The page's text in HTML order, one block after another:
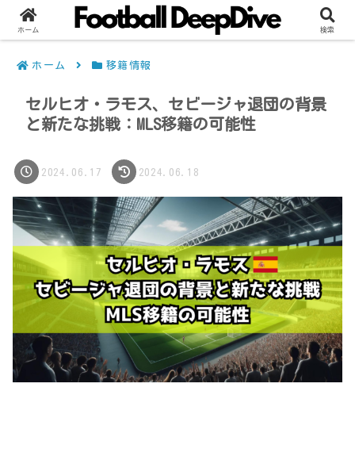
ホーム 移籍情報
セルヒオ・ラモス、セビージャ退団の背景
と新たな挑戦：MLS移籍の可能性
2024.06.17 2024.06.18
ホーム 検索